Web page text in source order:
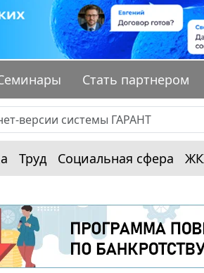
Стать партнером
Труд Социальная сфера